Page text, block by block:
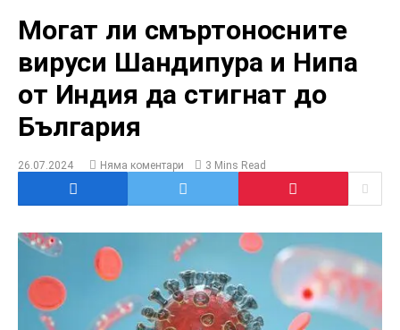
Могат ли смъртоносните
вируси Шандипура и Нипа
от Индия да стигнат до
България
26.07.2024 Няма коментари 3 Mins Read